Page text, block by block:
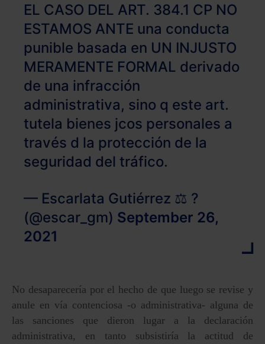
EL CASO DEL ART. 384.1 CP NO
ESTAMOS ANTE una conducta
punible basada en UN INJUSTO
MERAMENTE FORMAL derivado
de una infracción
administrativa, sino q este art.
tutela bienes jcos personales a
través d la protección de la
seguridad del tráfico.
— Escarlata Gutiérrez ⚖️ ?
(@escar_gm) September 26,
2021
No desaparecería por el hecho de que luego se revise y
anule en vía contenciosa -o administrativa- alguna de
las sanciones que dieron lugar a la declaración
administrativa, en tanto subsistiría la actitud de